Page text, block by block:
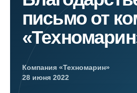
письмо от
Компания «Техномарин»
28 июня 2022